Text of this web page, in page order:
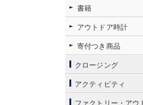
書籍
アウトドア時計
寄付つき商品
クロージング
アクティビティ
ファクトリー・アウ